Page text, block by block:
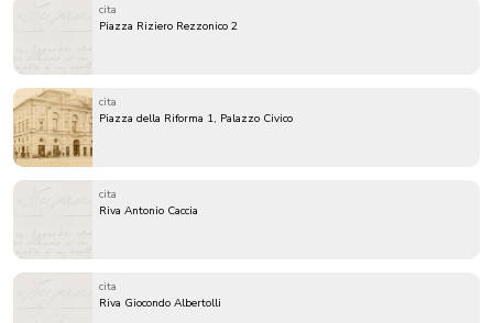
cita
Piazza Riziero Rezzonico 2
cita
Piazza della Riforma 1, Palazzo Civico
cita
Riva Antonio Caccia
cita
Riva Giocondo Albertolli